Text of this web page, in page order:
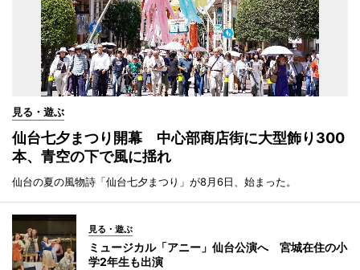
見る・遊ぶ
仙台七夕まつり開幕 中心部商店街に大型飾り300
本、青空の下で風に揺れ
仙台の夏の風物詩「仙台七夕まつり」が8月6日、始まった。
見る・遊ぶ
ミュージカル「アニー」仙台公演へ 宮城在住の小
学2年生も出演